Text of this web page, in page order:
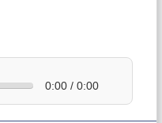
0:00 / 0:00